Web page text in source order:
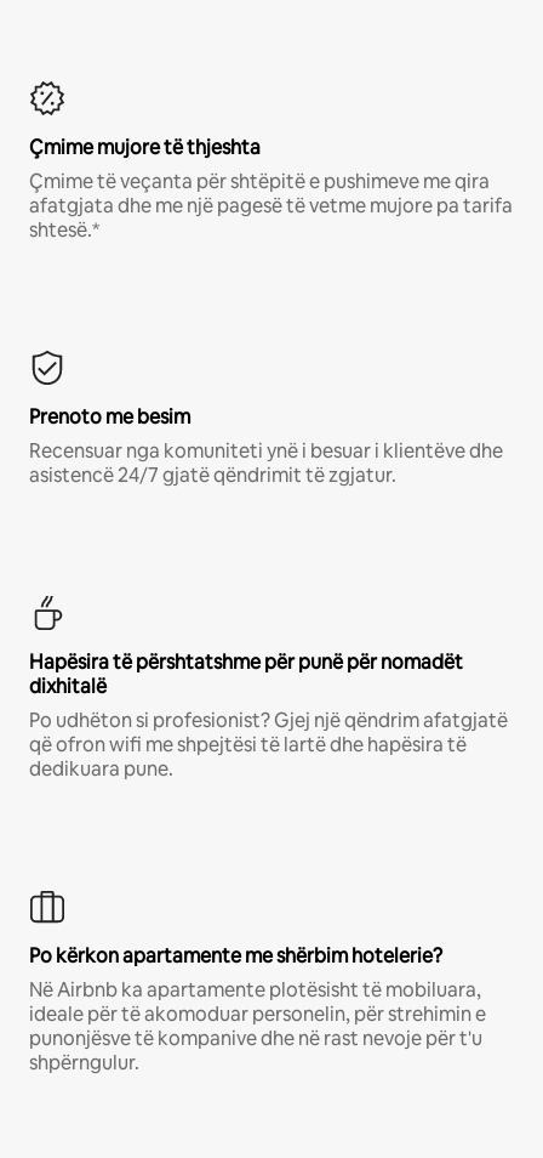
Çmime mujore të thjeshta
Çmime të veçanta për shtëpitë e pushimeve me qira
afatgjata dhe me një pagesë të vetme mujore pa tarifa
shtesë.*
Prenoto me besim
Recensuar nga komuniteti ynë i besuar i klientëve dhe
asistencë 24/7 gjatë qëndrimit të zgjatur.
Hapësira të përshtatshme për punë për nomadët
dixhitalë
Po udhëton si profesionist? Gjej një qëndrim afatgjatë
që ofron wifi me shpejtësi të lartë dhe hapësira të
dedikuara pune.
Po kërkon apartamente me shërbim hotelerie?
Në Airbnb ka apartamente plotësisht të mobiluara,
ideale për të akomoduar personelin, për strehimin e
punonjësve të kompanive dhe në rast nevoje për t'u
shpërngulur.